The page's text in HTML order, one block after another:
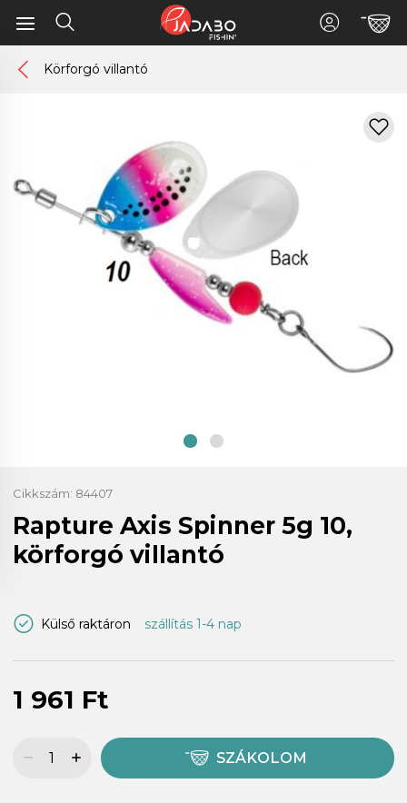
Körforgó villantó
Cikkszám: 84407
Rapture Axis Spinner 5g 10,
körforgó villantó
Külső raktáron szállítás 1-4 nap
1 961 Ft
SZÁKOLOM